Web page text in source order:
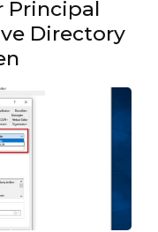
Principal
Directory